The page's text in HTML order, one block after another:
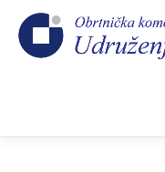
sadržaj